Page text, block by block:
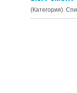
(Категория).